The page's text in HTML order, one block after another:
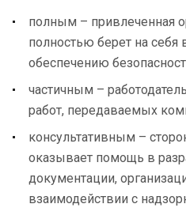
полным – привлеченная
полностью берет на себя
обеспечению
частичным –
работ, передаваемых
консультативным –
оказывает помощь в
документации,
взаимодействии с